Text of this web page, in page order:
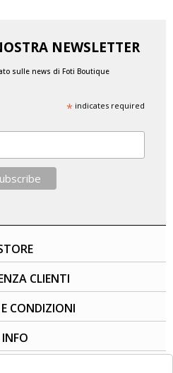
NEWSLETTER
sulle news di Foti Boutique
*indicates required
CLIENTI
CONDIZIONI
INFO